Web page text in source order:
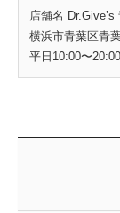
店舗名
横浜市青葉区青
平日10:00〜